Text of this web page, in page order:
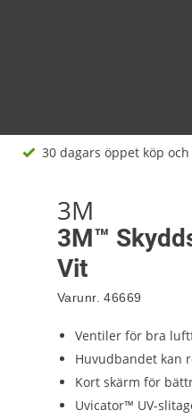
30 dagars öppet köp
3M
3M™
Vit
Varunr. 46669
Ventiler för bra
Huvudbandet kan
Kort skärm för
Uvicator™ UV-